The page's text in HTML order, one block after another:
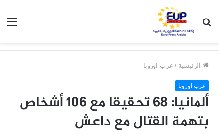
عن
الرئيسية / عرب اوروبا
عرب اوروبا
ألمانيا: 68 تحقيقا مع 106 أشخاص
بتهمة القتال مع داعش